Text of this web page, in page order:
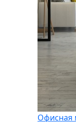
Офисная